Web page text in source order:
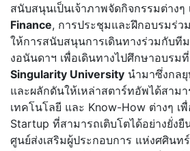
สนับสนุนเป็นเจ้าภาพจัดกิจกรรมต่างๆ
Finance, การประชุมและฝึกอบรมร่ว
ให้การสนับสนุนการเดินทางร่วมกับที
งอนันดาฯ เพื่อเดินทางไปศึกษาอบรมที่
Singularity University นำมาซึ่งกล
และผลักดันให้เหล่าสตาร์ทอัพได้สามา
เทคโนโลยี และ Know-How ต่างๆ เ
Startup ที่สามารถเติบโตได้อย่างยั่ง
ศูนย์ส่งเสริมผู้ประกอบการ แห่งศศินท